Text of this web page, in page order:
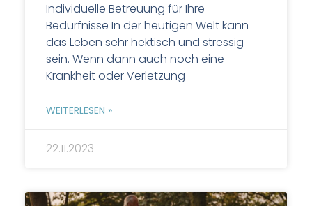
Individuelle Betreuung für Ihre
Bedürfnisse In der heutigen Welt kann
das Leben sehr hektisch und stressig
sein. Wenn dann auch noch eine
Krankheit oder Verletzung
WEITERLESEN »
22.11.2023